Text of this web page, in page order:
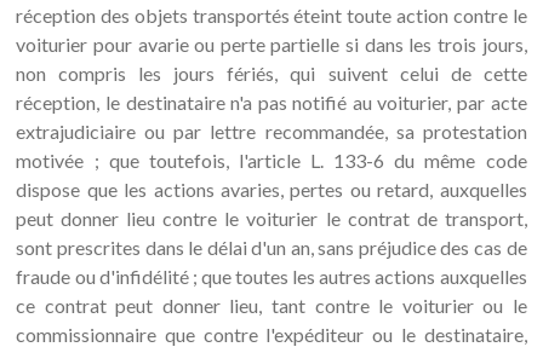
réception des objets transportés éteint toute action contre le
voiturier pour avarie ou perte partielle si dans les trois jours,
non compris les jours fériés, qui suivent celui de cette
réception, le destinataire n'a pas notifié au voiturier, par acte
extrajudiciaire ou par lettre recommandée, sa protestation
motivée ; que toutefois, l'article L. 133-6 du même code
dispose que les actions avaries, pertes ou retard, auxquelles
peut donner lieu contre le voiturier le contrat de transport,
sont prescrites dans le délai d'un an, sans préjudice des cas de
fraude ou d'infidélité ; que toutes les autres actions auxquelles
ce contrat peut donner lieu, tant contre le voiturier ou le
commissionnaire que contre l'expéditeur ou le destinataire,